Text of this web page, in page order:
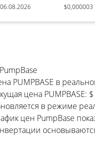
06.08.2026 $0,000003
PUMPBASE в
цена PUMPBASE:
в режиме
цен PumpBase